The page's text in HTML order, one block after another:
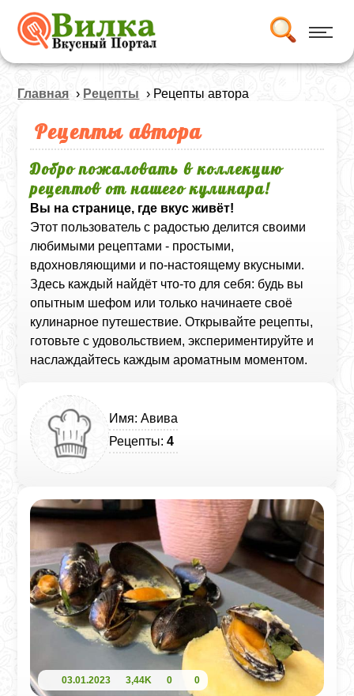
Главная › Рецепты › Рецепты автора
Рецепты автора
Добро пожаловать в коллекцию
рецептов от нашего кулинара!
Вы на странице, где вкус живёт!
Этот пользователь с радостью делится своими
любимыми рецептами - простыми,
вдохновляющими и по-настоящему вкусными.
Здесь каждый найдёт что-то для себя: будь вы
опытным шефом или только начинаете своё
кулинарное путешествие. Открывайте рецепты,
готовьте с удовольствием, экспериментируйте и
наслаждайтесь каждым ароматным моментом.
Имя: Авива
Рецепты:4
03.01.2023 3,44K 0 0